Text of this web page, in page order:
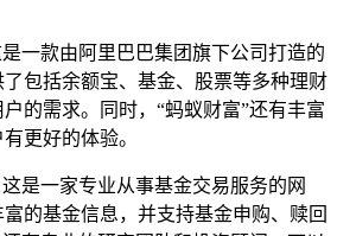
一款由阿里巴巴集团旗下公司打造的
包括余额宝、基金、股票等多种理财
的需求。同时，“蚂蚁财富”还有丰富
更好的体验。
是一家专业从事基金交易服务的网
的基金信息，并支持基金申购、赎回